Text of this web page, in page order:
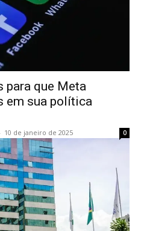
para que Meta
em sua política
- 10 de janeiro de 2025 0